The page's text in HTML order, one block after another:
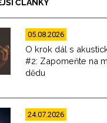
ČLÁNKY
05.08.2026
O krok dál s
#2: Zapomeňte na
dědu
24.07.2026